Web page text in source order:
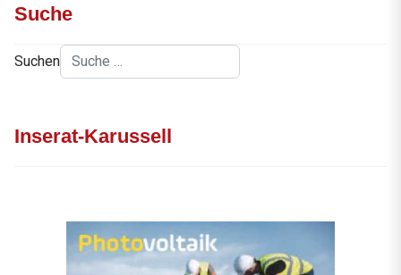
Suche
Suchen
Inserat-Karussell